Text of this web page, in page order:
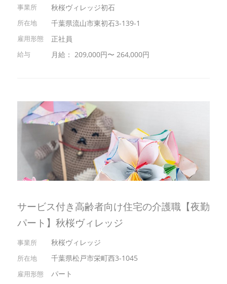
秋桜ヴィレッジ初石
千葉県流山市東初石3-139-1
正社員
月給： 209,000円〜 264,000円
サービス付き高齢者向け住宅の介護職【夜勤
パート】秋桜ヴィレッジ
秋桜ヴィレッジ
千葉県松戸市栄町西3-1045
パート